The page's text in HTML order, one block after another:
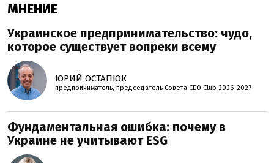
МНЕНИЕ
Украинское предпринимательство: чудо,
которое существует вопреки всему
ЮРИЙ ОСТАПЮК
предприниматель, председатель Совета CEO Club 2026–2027
Фундаментальная ошибка: почему в
Украине не учитывают ESG